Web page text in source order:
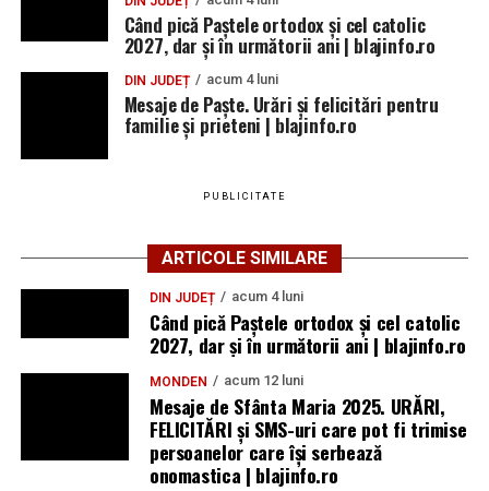
ACS Atomic Blaj, medalie de bronz la Campionatul
Național U16 de volei pe nisip: Ilinca Iuga și
Andreea Pripon, pe podium la Arad
Peste 1,5 milioane de lei pentru aparatură medicală
la Spitalul Municipal Blaj. Ce echipamente vor fi
O nouă victorie pentru echipa din „Mica Romă”, în
Când pică Paștele ortodox și cel catolic
2027, dar și în următorii ani | blajinfo.ro
DIN JUDEȚ acum 4 luni
Mesaje de Paște. Urări și felicitări pentru
familie și prieteni | blajinfo.ro
PUBLICITATE
ARTICOLE SIMILARE
DIN JUDEȚ acum 4 luni
Când pică Paștele ortodox și cel catolic
2027, dar și în următorii ani | blajinfo.ro
MONDEN acum 12 luni
Mesaje de Sfânta Maria 2025. URĂRI,
FELICITĂRI și SMS-uri care pot fi trimise
persoanelor care își serbează
onomastica | blajinfo.ro